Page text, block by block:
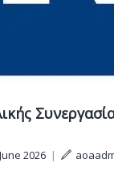
2026 |